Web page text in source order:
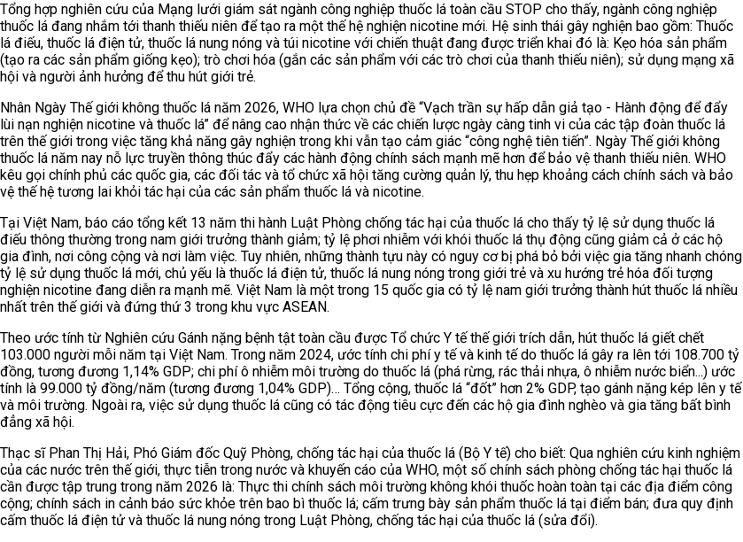
Tổng hợp nghiên cứu của Mạng lưới giám sát ngành công nghiệp thuốc lá toàn cầu STOP cho thấy, ngành công nghiệp
thuốc lá đang nhắm tới thanh thiếu niên để tạo ra một thế hệ nghiện nicotine mới. Hệ sinh thái gây nghiện bao gồm: Thuốc
lá điếu, thuốc lá điện tử, thuốc lá nung nóng và túi nicotine với chiến thuật đang được triển khai đó là: Kẹo hóa sản phẩm
(tạo ra các sản phẩm giống kẹo); trò chơi hóa (gắn các sản phẩm với các trò chơi của thanh thiếu niên); sử dụng mạng xã
hội và người ảnh hưởng để thu hút giới trẻ.
Nhân Ngày Thế giới không thuốc lá năm 2026, WHO lựa chọn chủ đề “Vạch trần sự hấp dẫn giả tạo - Hành động để đẩy
lùi nạn nghiện nicotine và thuốc lá” để nâng cao nhận thức về các chiến lược ngày càng tinh vi của các tập đoàn thuốc lá
trên thế giới trong việc tăng khả năng gây nghiện trong khi vẫn tạo cảm giác “công nghệ tiên tiến”. Ngày Thế giới không
thuốc lá năm nay nỗ lực truyền thông thúc đẩy các hành động chính sách mạnh mẽ hơn để bảo vệ thanh thiếu niên. WHO
kêu gọi chính phủ các quốc gia, các đối tác và tổ chức xã hội tăng cường quản lý, thu hẹp khoảng cách chính sách và bảo
vệ thế hệ tương lai khỏi tác hại của các sản phẩm thuốc lá và nicotine.
Tại Việt Nam, báo cáo tổng kết 13 năm thi hành Luật Phòng chống tác hại của thuốc lá cho thấy tỷ lệ sử dụng thuốc lá
điếu thông thường trong nam giới trưởng thành giảm; tỷ lệ phơi nhiễm với khói thuốc lá thụ động cũng giảm cả ở các hộ
gia đình, nơi công cộng và nơi làm việc. Tuy nhiên, những thành tựu này có nguy cơ bị phá bỏ bởi việc gia tăng nhanh chóng
tỷ lệ sử dụng thuốc lá mới, chủ yếu là thuốc lá điện tử, thuốc lá nung nóng trong giới trẻ và xu hướng trẻ hóa đối tượng
nghiện nicotine đang diễn ra mạnh mẽ. Việt Nam là một trong 15 quốc gia có tỷ lệ nam giới trưởng thành hút thuốc lá nhiều
nhất trên thế giới và đứng thứ 3 trong khu vực ASEAN.
Theo ước tính từ Nghiên cứu Gánh nặng bệnh tật toàn cầu được Tổ chức Y tế thế giới trích dẫn, hút thuốc lá giết chết
103.000 người mỗi năm tại Việt Nam. Trong năm 2024, ước tính chi phí y tế và kinh tế do thuốc lá gây ra lên tới 108.700 tỷ
đồng, tương đương 1,14% GDP; chi phí ô nhiễm môi trường do thuốc lá (phá rừng, rác thải nhựa, ô nhiễm nước biển...) ước
tính là 99.000 tỷ đồng/năm (tương đương 1,04% GDP)… Tổng cộng, thuốc lá “đốt” hơn 2% GDP, tạo gánh nặng kép lên y tế
và môi trường. Ngoài ra, việc sử dụng thuốc lá cũng có tác động tiêu cực đến các hộ gia đình nghèo và gia tăng bất bình
đẳng xã hội.
Thạc sĩ Phan Thị Hải, Phó Giám đốc Quỹ Phòng, chống tác hại của thuốc lá (Bộ Y tế) cho biết: Qua nghiên cứu kinh nghiệm
của các nước trên thế giới, thực tiễn trong nước và khuyến cáo của WHO, một số chính sách phòng chống tác hại thuốc lá
cần được tập trung trong năm 2026 là: Thực thi chính sách môi trường không khói thuốc hoàn toàn tại các địa điểm công
cộng; chính sách in cảnh báo sức khỏe trên bao bì thuốc lá; cấm trưng bày sản phẩm thuốc lá tại điểm bán; đưa quy định
cấm thuốc lá điện tử và thuốc lá nung nóng trong Luật Phòng, chống tác hại của thuốc lá (sửa đổi).